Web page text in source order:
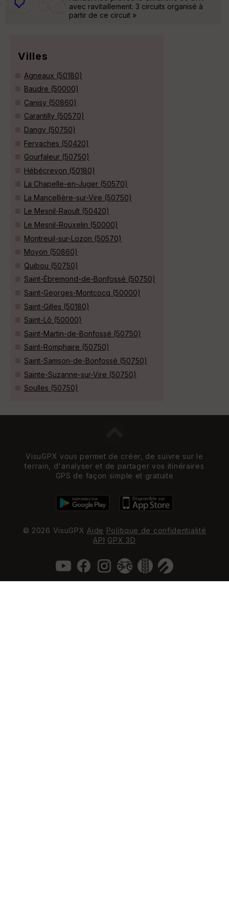
avec ravitaillement. 3 circuits organisé à
partir de ce circuit »
Villes
Agneaux (50180)
Baudre (50000)
Canisy (50860)
Carantilly (50570)
Dangy (50750)
Fervaches (50420)
Gourfaleur (50750)
Hébécrevon (50180)
La Chapelle-en-Juger (50570)
La Mancellière-sur-Vire (50750)
Le Mesnil-Raoult (50420)
Le Mesnil-Rouxelin (50000)
Montreuil-sur-Lozon (50570)
Moyon (50860)
Quibou (50750)
Saint-Ébremond-de-Bonfossé (50750)
Saint-Georges-Montcocq (50000)
Saint-Gilles (50180)
Saint-Lô (50000)
Saint-Martin-de-Bonfossé (50750)
Saint-Romphaire (50750)
Saint-Samson-de-Bonfossé (50750)
Sainte-Suzanne-sur-Vire (50750)
Soulles (50750)
VisuGPX vous permet de créer, de suivre sur le
terrain, d'analyser et de partager vos itinéraires
GPS de façon simple et gratuite
© 2026 VisuGPX Aide Politique de confidentialité
API GPX 3D